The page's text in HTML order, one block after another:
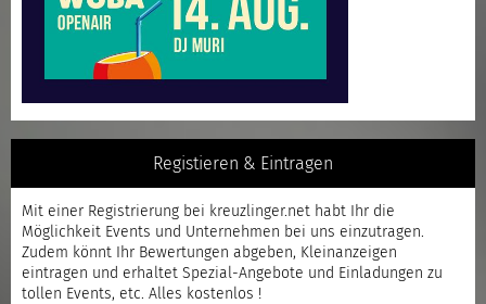
Registieren & Eintragen
Mit einer Registrierung bei kreuzlinger.net habt Ihr die
Möglichkeit Events und Unternehmen bei uns einzutragen.
Zudem könnt Ihr Bewertungen abgeben, Kleinanzeigen
eintragen und erhaltet Spezial-Angebote und Einladungen zu
tollen Events, etc. Alles kostenlos !